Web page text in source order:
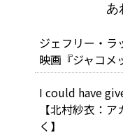
あ
ジェフリー・ラ
映画『ジャコメ
I could have
【北村紗衣：
く】